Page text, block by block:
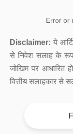
Error or
Disclaimer: ये
से निवेश सलाह के रूप
जोखिम पर आधारित
वित्तीय सलाहकार से